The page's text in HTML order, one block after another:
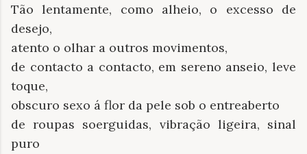
Tão lentamente, como alheio, o excesso de
desejo,
atento o olhar a outros movimentos,
de contacto a contacto, em sereno anseio, leve
toque,
obscuro sexo á flor da pele sob o entreaberto
de roupas soerguidas, vibração ligeira, sinal
puro